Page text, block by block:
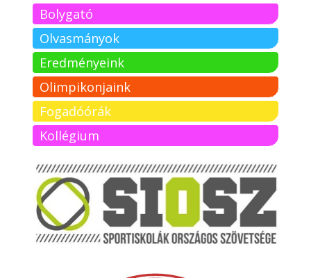
Bolygató
Olvasmányok
Eredményeink
Olimpikonjaink
Fogadóórák
Kollégium